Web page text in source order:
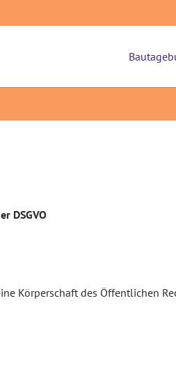
DSGVO
Körperschaft des Öffentlichen